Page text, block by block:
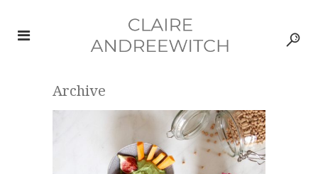
Archive